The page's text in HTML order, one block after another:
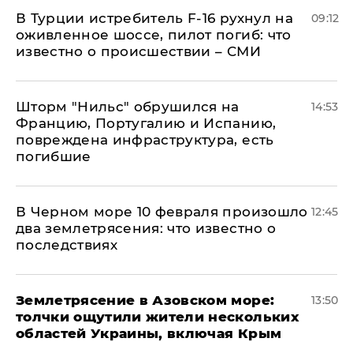
В Турции истребитель F-16 рухнул на
оживленное шоссе, пилот погиб: что
известно о происшествии – СМИ
09:12
Шторм "Нильс" обрушился на
Францию, Португалию и Испанию,
повреждена инфраструктура, есть
погибшие
14:53
В Черном море 10 февраля произошло
два землетрясения: что известно о
последствиях
12:45
Землетрясение в Азовском море:
толчки ощутили жители нескольких
областей Украины, включая Крым
13:50